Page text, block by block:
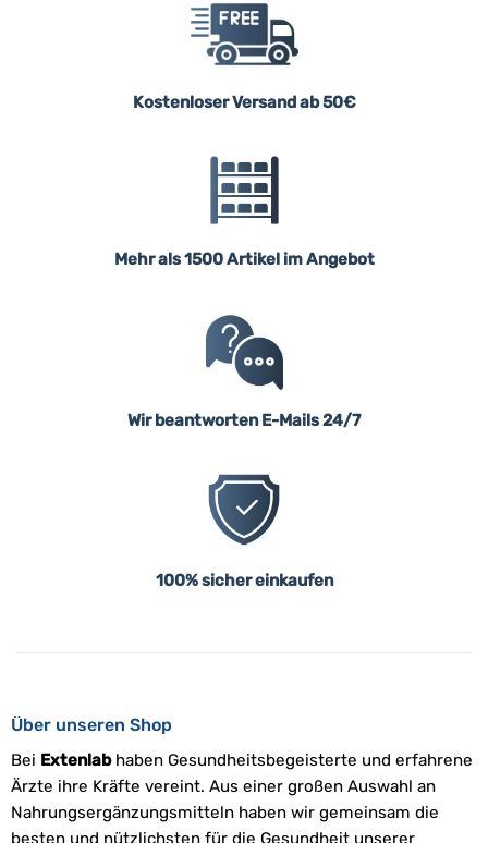
Kostenloser Versand ab 50€
Mehr als 1500 Artikel im Angebot
Wir beantworten E-Mails 24/7
100% sicher einkaufen
Über unseren Shop
Bei Extenlabhaben Gesundheitsbegeisterte und erfahrene
Ärzte ihre Kräfte vereint. Aus einer großen Auswahl an
Nahrungsergänzungsmitteln haben wir gemeinsam die
besten und nützlichsten für die Gesundheit unserer